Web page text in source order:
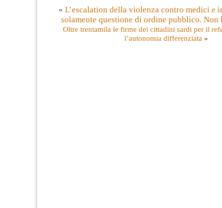
« L’escalation della violenza contro medici e
solamente questione di ordine pubblico.
Oltre trentamila le firme dei cittadini sardi per il
l’autonomia differenziata »